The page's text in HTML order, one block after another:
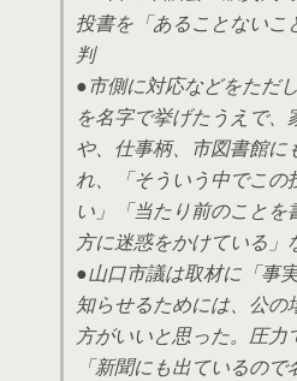
投書を「あることないこ
判
●市側に対応などをただ
を名字で挙げたうえで、
や、仕事柄、市図書館に
れ、「そういう中でこの
い」「当たり前のことを
方に迷惑をかけている」
●山口市議は取材に「事
知らせるためには、公の
方がいいと思った。圧力
「新聞にも出ているの